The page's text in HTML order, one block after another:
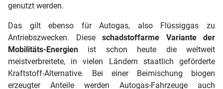
genutzt werden.
Das gilt ebenso für Autogas, also Flüssiggas zu
Antriebszwecken. Diese schadstoffarme Variante der
Mobilitäts-Energien ist schon heute die weltweit
meistverbreitete, in vielen Ländern staatlich geförderte
Kraftstoff-Alternative. Bei einer Beimischung biogen
erzeugter Anteile werden Autogas-Fahrzeuge auch